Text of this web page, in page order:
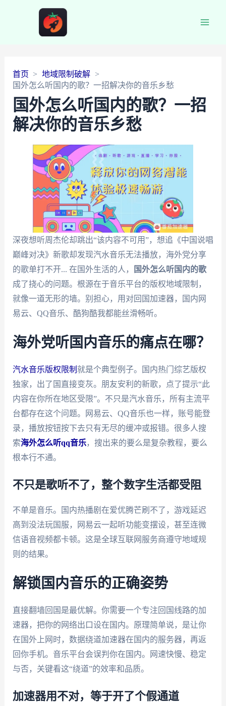
首页
地域限制破解
国外怎么听国内的歌？一招解决你的音乐乡愁
国外怎么听国内的歌？一招
解决你的音乐乡愁
深夜想听周杰伦却跳出“该内容不可用”，想追《中国说唱
巅峰对决》新歌却发现汽水音乐无法播放，海外党分享
的歌单打不开... 在国外生活的人，
国外怎么听国内的歌
成了挠心的问题。根源在于音乐平台的版权地域限制，
就像一道无形的墙。别担心，用对回国加速器，国内网
易云、QQ音乐、酷狗酷我都能丝滑畅听。
海外党听国内音乐的痛点在哪？
汽水音乐版权限制 就是个典型例子。国内热门综艺版权
独家，出了国直接变灰。朋友安利的新歌，点了提示“此
内容在你所在地区受限”。不只是汽水音乐，所有主流平
台都存在这个问题。网易云、QQ音乐也一样，账号能登
录，播放按钮按下去只有无尽的缓冲或报错。很多人搜
索海外怎么听qq音乐，搜出来的要么是复杂教程，要么
根本行不通。
不只是歌听不了，整个数字生活都受阻
不单是音乐。国内热播剧在爱优腾芒刷不了，游戏延迟
高到没法玩国服，网易云一起听功能变摆设，甚至连微
信语音视频都卡顿。这是全球互联网服务商遵守地域规
则的结果。
解锁国内音乐的正确姿势
直接翻墙回国是最优解。你需要一个专注回国线路的加
速器，把你的网络出口设在国内。原理简单说，是让你
在国外上网时，数据绕道加速器在国内的服务器，再返
回你手机。音乐平台会误判你在国内。网速快慢、稳定
与否，关键看这“绕道”的效率和品质。
加速器用不对，等于开了个假通道